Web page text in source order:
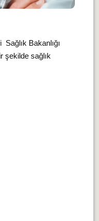
Bakanlığı
şekilde sağlık